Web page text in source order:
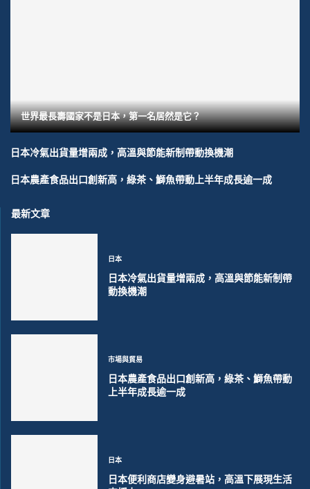
世界最長壽國家不是日本，第一名居然是它？
日本冷氣出貨量增兩成，高溫與節能新制帶動換機潮
日本農產食品出口創新高，綠茶、鰤魚帶動上半年成長逾一成
最新文章
日本
日本冷氣出貨量增兩成，高溫與節能新制帶
動換機潮
市場與貿易
日本農產食品出口創新高，綠茶、鰤魚帶動
上半年成長逾一成
日本
日本便利商店變身避暑站，高溫下展現生活